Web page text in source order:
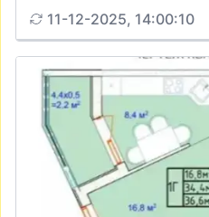
11-12-2025, 14:00:10